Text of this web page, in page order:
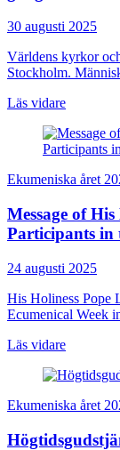
30 augusti 2025
Världens kyrkor
Stockholm.
Läs vidare
Ekumeniska året
Message of
Participants in
24 augusti 2025
His Holiness Pope
Ecumenical Week
Läs vidare
Ekumeniska året